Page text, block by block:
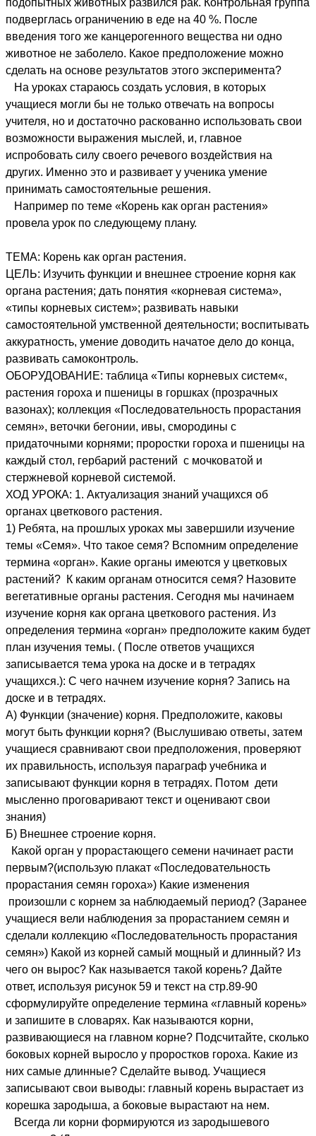
подопытных животных развился рак. Контрольная группа
подверглась ограничению в еде на 40 %. После
введения того же канцерогенного вещества ни одно
животное не заболело. Какое предположение можно
сделать на основе результатов этого эксперимента?
На уроках стараюсь создать условия, в которых
учащиеся могли бы не только отвечать на вопросы
учителя, но и достаточно раскованно использовать свои
возможности выражения мыслей, и, главное
испробовать силу своего речевого воздействия на
других. Именно это и развивает у ученика умение
принимать самостоятельные решения.
Например по теме «Корень как орган растения»
провела урок по следующему плану.
ТЕМА: Корень как орган растения.
ЦЕЛЬ: Изучить функции и внешнее строение корня как
органа растения; дать понятия «корневая система»,
«типы корневых систем»; развивать навыки
самостоятельной умственной деятельности; воспитывать
аккуратность, умение доводить начатое дело до конца,
развивать самоконтроль.
ОБОРУДОВАНИЕ: таблица «Типы корневых систем«,
растения гороха и пшеницы в горшках (прозрачных
вазонах); коллекция «Последовательность прорастания
семян», веточки бегонии, ивы, смородины с
придаточными корнями; проростки гороха и пшеницы на
каждый стол, гербарий растений с мочковатой и
стержневой корневой системой.
ХОД УРОКА: 1. Актуализация знаний учащихся об
органах цветкового растения.
1) Ребята, на прошлых уроках мы завершили изучение
темы «Семя». Что такое семя? Вспомним определение
термина «орган». Какие органы имеются у цветковых
растений? К каким органам относится семя? Назовите
вегетативные органы растения. Сегодня мы начинаем
изучение корня как органа цветкового растения. Из
определения термина «орган» предположите каким будет
план изучения темы. ( После ответов учащихся
записывается тема урока на доске и в тетрадях
учащихся.): С чего начнем изучение корня? Запись на
доске и в тетрадях.
А) Функции (значение) корня. Предположите, каковы
могут быть функции корня? (Выслушиваю ответы, затем
учащиеся сравнивают свои предположения, проверяют
их правильность, используя параграф учебника и
записывают функции корня в тетрадях. Потом дети
мысленно проговаривают текст и оценивают свои
знания)
Б) Внешнее строение корня.
Какой орган у прорастающего семени начинает расти
первым?(использую плакат «Последовательность
прорастания семян гороха») Какие изменения
произошли с корнем за наблюдаемый период? (Заранее
учащиеся вели наблюдения за прорастанием семян и
сделали коллекцию «Последовательность прорастания
семян») Какой из корней самый мощный и длинный? Из
чего он вырос? Как называется такой корень? Дайте
ответ, используя рисунок 59 и текст на стр.89-90
сформулируйте определение термина «главный корень»
и запишите в словарях. Как называются корни,
развивающиеся на главном корне? Подсчитайте, сколько
боковых корней выросло у проростков гороха. Какие из
них самые длинные? Сделайте вывод. Учащиеся
записывают свои выводы: главный корень вырастает из
корешка зародыша, а боковые вырастают на нем.
Всегда ли корни формируются из зародышевого